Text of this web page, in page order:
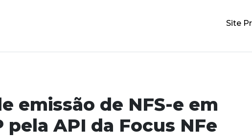
Site
emissão de NFS-e em
pela API da Focus NFe